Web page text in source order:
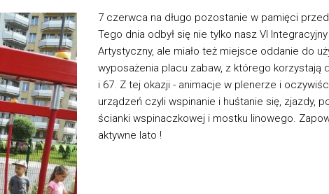
7 czerwca na długo pozostanie w pamięci
Tego dnia odbył się nie tylko nasz VI
Artystyczny, ale miało też miejsce oddanie do
wyposażenia placu zabaw, z którego korzystają
i 67. Z tej okazji - animacje w plenerze i
urządzeń czyli wspinanie i huśtanie się, zjazdy,
ścianki wspinaczkowej i mostku linowego.
aktywne lato !